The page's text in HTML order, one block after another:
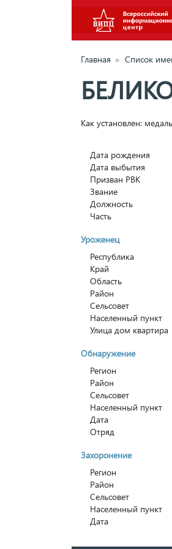
Главная » Список
Как установлен:
Дата рождения
Дата выбытия
Призван РВК
Звание
Должность
Часть
Уроженец
Республика
Край
Область
Район
Сельсовет
Населенный пункт
Улица дом квартира
Обнаружение
Регион
Район
Сельсовет
Населенный пункт
Дата
Отряд
Захоронение
Регион
Район
Сельсовет
Населенный пункт
Дата